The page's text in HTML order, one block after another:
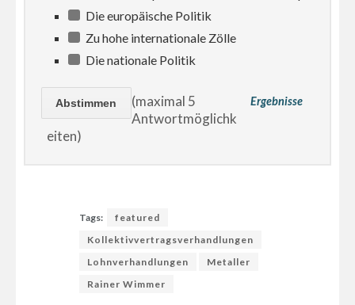
Die europäische Politik
Zu hohe internationale Zölle
Die nationale Politik
Ergebnisse
(maximal 5
Antwortmöglichk
eiten)
Tags:
featured
Kollektivvertragsverhandlungen
Lohnverhandlungen
Metaller
Rainer Wimmer